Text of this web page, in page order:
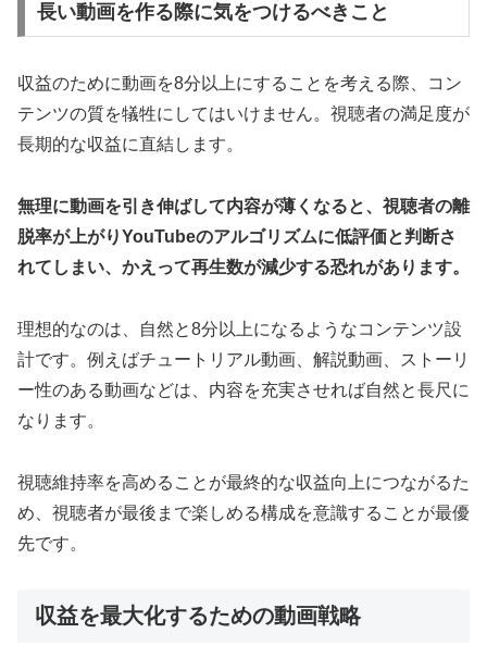
長い動画を作る際に気をつけるべきこと
収益のために動画を8分以上にすることを考える際、コン
テンツの質を犠牲にしてはいけません。視聴者の満足度が
長期的な収益に直結します。
無理に動画を引き伸ばして内容が薄くなると、視聴者の離
脱率が上がりYouTubeのアルゴリズムに低評価と判断さ
れてしまい、かえって再生数が減少する恐れがあります。
理想的なのは、自然と8分以上になるようなコンテンツ設
計です。例えばチュートリアル動画、解説動画、ストーリ
ー性のある動画などは、内容を充実させれば自然と長尺に
なります。
視聴維持率を高めることが最終的な収益向上につながるた
め、視聴者が最後まで楽しめる構成を意識することが最優
先です。
収益を最大化するための動画戦略